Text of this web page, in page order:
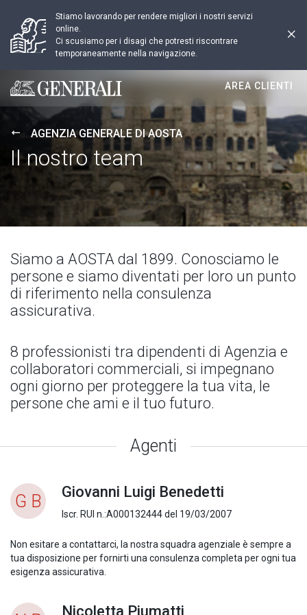
Stiamo lavorando per rendere migliori i nostri servizi
online.
Ci scusiamo per i disagi che potresti riscontrare
temporaneamente nella navigazione.
Generali logo
AREA CLIENTI
AGENZIA GENERALE DI AOSTA
Il nostro team
Siamo a AOSTA dal 1899. Conosciamo le
persone e siamo diventati per loro un punto
di riferimento nella consulenza
assicurativa.
8 professionisti tra dipendenti di Agenzia e
collaboratori commerciali, si impegnano
ogni giorno per proteggere la tua vita, le
persone che ami e il tuo futuro.
Agenti
G B Giovanni Luigi Benedetti
Iscr. RUI n.:A000132444 del 19/03/2007
Non esitare a contattarci, la nostra squadra agenziale è sempre a
tua disposizione per fornirti una consulenza completa per ogni tua
esigenza assicurativa.
Nicoletta Piumatti